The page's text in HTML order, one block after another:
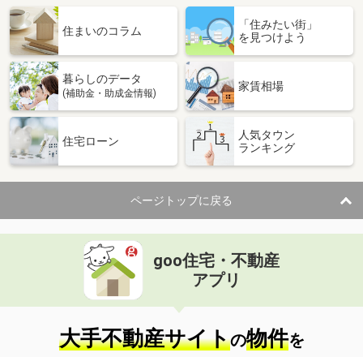
住まいのコラム
「住みたい街」
を見つけよう
暮らしのデータ
(補助金・助成金情報)
家賃相場
住宅ローン
人気タウン
ランキング
ページトップに戻る
goo住宅・不動産
アプリ
大手不動産サイトの物件を